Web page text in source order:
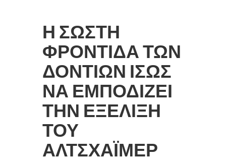
Η ΣΩΣΤΉ
ΦΡΟΝΤΊΔΑ ΤΩΝ
ΔΟΝΤΙΏΝ ΊΣΩΣ
ΝΑ ΕΜΠΟΔΊΖΕΙ
ΤΗΝ ΕΞΈΛΙΞΗ
ΤΟΥ
ΑΛΤΣΧΆΙΜΕΡ